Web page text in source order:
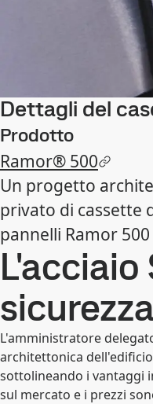
Dettagli del
Prodotto
Ramor® 500
Un progetto
privato di cassette
pannelli Ramor
L'amministratore
architettonica
sottolineando i vantaggi
sul mercato e i prezzi